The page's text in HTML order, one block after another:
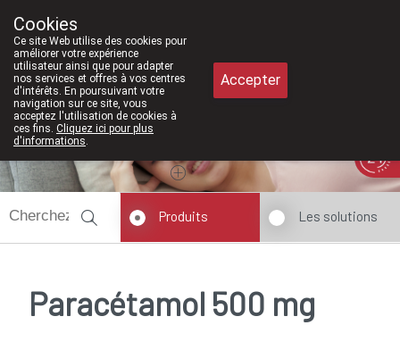
Aujourd'hui
Produits Les solutions
Paracétamol 500 mg
Cookies
Ce site Web utilise des cookies pour
améliorer votre expérience
utilisateur ainsi que pour adapter
nos services et offres à vos centres
d'intérêts. En poursuivant votre
navigation sur ce site, vous
acceptez l'utilisation de cookies à
ces fins. Cliquez ici pour plus
d'informations.
Accepter